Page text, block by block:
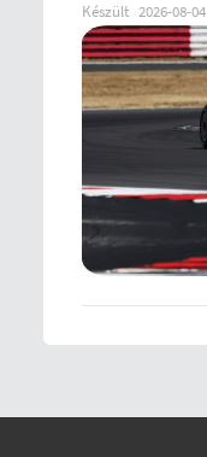
Készült 2026-08-04